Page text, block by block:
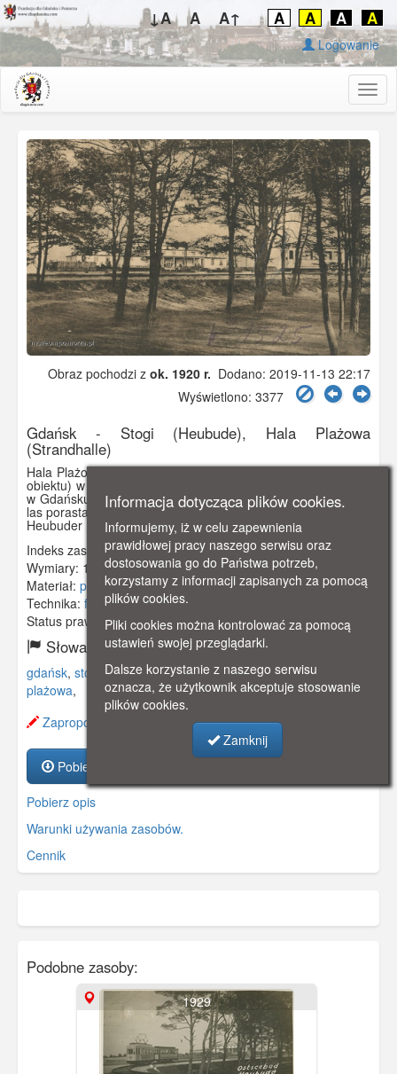
↓A A A↑ A A A A
Logowanie
Obraz pochodzi z ok. 1920 r. Dodano: 2019-11-13 22:17
Wyświetlono: 3377
Gdańsk - Stogi (Heubude), Hala Plażowa
(Strandhalle)
Hala Plażowa wybudowana ponownie (na miejscu starszego
obiektu) w 1920 r. (rozbudowana w 1926 r.) w pobliżu plaży
w Gdańsku - Stogach. Na tej pocztówce widoczny jest przez
las porastający wydmy oraz wagon tramwajowy DES AG serii
Heubuder Danziger Waggon Fabrik-1927
Indeks zasobu:GSP01884
Wymiary: 138 x 86 mm
Materiał: pocztówka
Technika: fotografia czarno-biała
Status prawny:Użycie Niekomercyjne
Słowa kluczowe:
gdańsk, stogi ,kurort,kąpielisko, plaża,wydmy,las,hala
plażowa,
Zaproponuj zmianę opisu.
Pobierz zasób
Pobierz opis
Warunki używania zasobów.
Cennik
Podobne zasoby:
1929
Informacja dotycząca plików cookies.
Informujemy, iż w celu zapewnienia
prawidłowej pracy naszego serwisu oraz
dostosowania go do Państwa potrzeb,
korzystamy z informacji zapisanych za pomocą
plików cookies.
Pliki cookies można kontrolować za pomocą
ustawień swojej przeglądarki.
Dalsze korzystanie z naszego serwisu
oznacza, że użytkownik akceptuje stosowanie
plików cookies.
Zamknij